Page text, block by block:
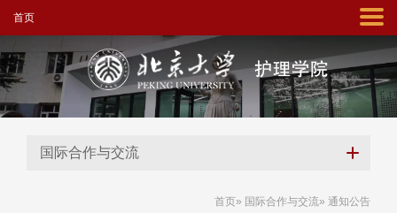
首页
国际合作与交流
首页» 国际合作与交流» 通知公告